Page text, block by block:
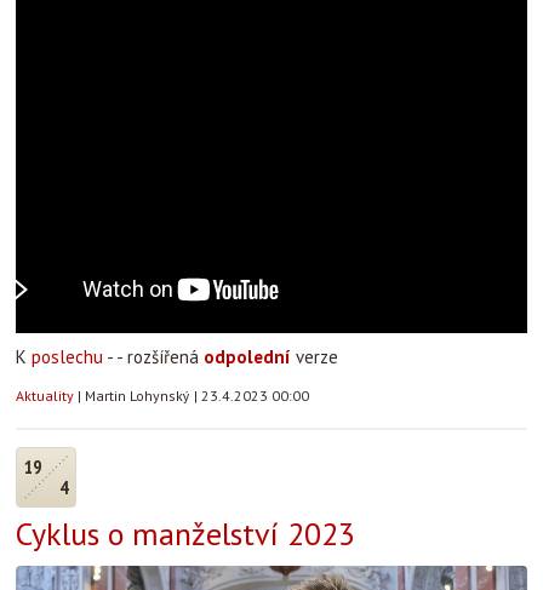
K poslechu - - rozšířená odpolední verze
Aktuality | Martin Lohynský | 23.4.2023 00:00
19
4
Cyklus o manželství 2023